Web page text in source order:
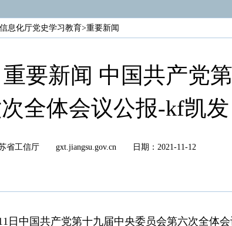
息化厅党史学习教育>重要新闻
要新闻 中国共产党
全体会议公报-kf凯发
省工信厅 gxt.jiangsu.gov.cn 日期：2021-11-12
11日中国共产党第十九届中央委员会第六次全体会